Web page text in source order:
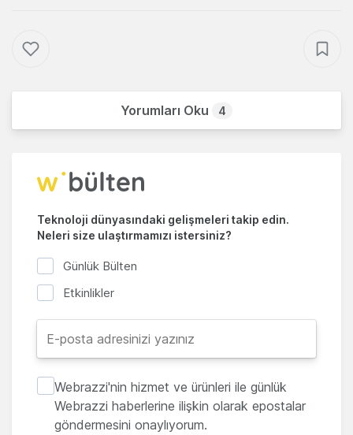
Yorumları Oku 4
Teknoloji dünyasındaki gelişmeleri takip edin.
Neleri size ulaştırmamızı istersiniz?
Günlük Bülten
Etkinlikler
Webrazzi'nin hizmet ve ürünleri ile günlük
Webrazzi haberlerine ilişkin olarak epostalar
göndermesini onaylıyorum.